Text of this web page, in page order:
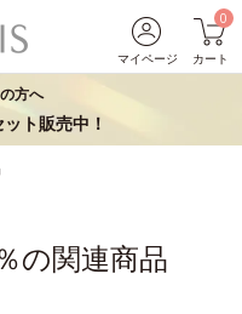
マイページ
0
カート
方へ
ト販売中！
の関連商品